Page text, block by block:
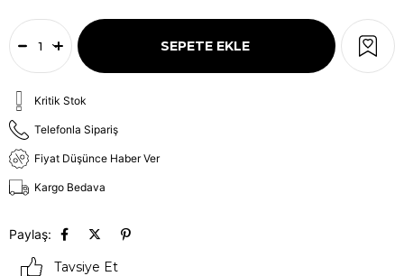
Kritik Stok
Telefonla Sipariş
Fiyat Düşünce Haber Ver
Kargo Bedava
Paylaş:
Tavsiye Et